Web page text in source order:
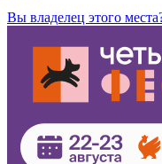
Вы владелец этого